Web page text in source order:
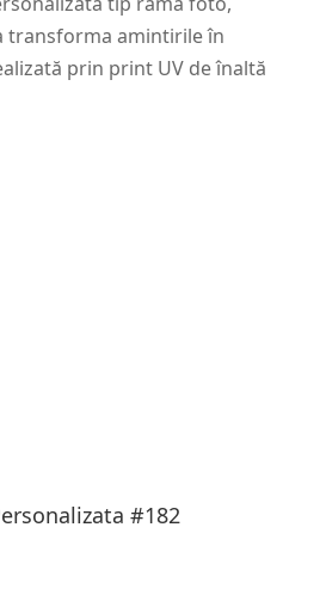
transforma amintirile în
prin print UV de înaltă
#182